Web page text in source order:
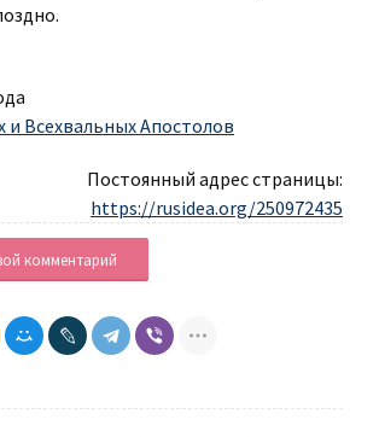
и Всехвальных Апостолов
Постоянный адрес страницы:
https://rusidea.org/250972435
комментарий